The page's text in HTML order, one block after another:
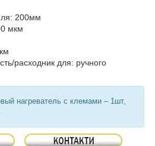
200мм
мкм
расходник для: ручного
нагреватель с клемами – 1шт,